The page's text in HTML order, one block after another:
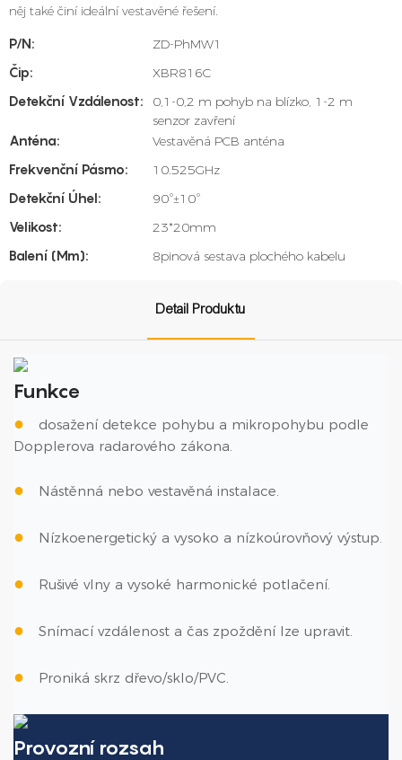
něj také činí ideální vestavěné řešení.
P/N:
ZD-PhMW1
Čip:
XBR816C
Detekční Vzdálenost:
0,1-0,2 m pohyb na blízko, 1-2 m
senzor zavření
Anténa:
Vestavěná PCB anténa
Frekvenční Pásmo:
10.525GHz
Detekční Úhel:
90°±10°
Velikost:
23*20mm
Balení (mm):
8pinová sestava plochého kabelu
Detail Produktu
Funkce
●
dosažení detekce pohybu a mikropohybu podle
Dopplerova radarového zákona.
● Nástěnná nebo vestavěná instalace.
● Nízkoenergetický a vysoko a nízkoúrovňový výstup.
● Rušivé vlny a vysoké harmonické potlačení.
● Snímací vzdálenost a čas zpoždění lze upravit.
● Proniká skrz dřevo/sklo/PVC.
Provozní rozsah